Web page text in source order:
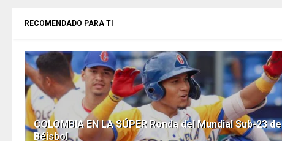
RECOMENDADO PARA TI
COLOMBIA EN LA SÚPER Ronda del Mundial Sub-23 de
Béisbol